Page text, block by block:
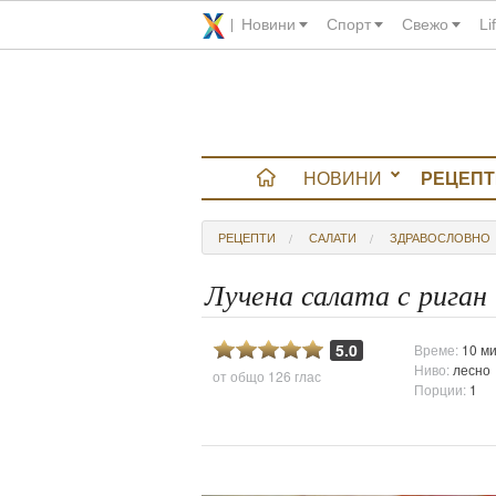
Новини Спорт Свежо
НОВИНИ
РЕЦЕПТИ САЛАТИ ЗДРАВОСЛОВНО
Лучена салата с риган
5.0
от общо 126 глас
Време: 10
Ниво: лесно
Порции: 1